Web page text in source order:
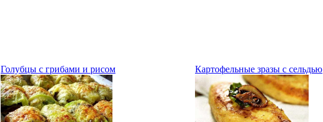
Голубцы с грибами и рисом Картофельные зразы с сельдью